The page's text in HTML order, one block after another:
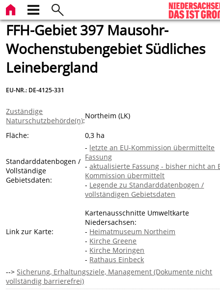
FFH-Gebiet 397 Mausohr-
Wochenstubengebiet Südliches
Leinebergland
EU-NR.: DE-4125-331
Zuständige
Naturschutzbehörde(n):
Northeim (LK)
Fläche: 0,3 ha
Standarddatenbogen /
Vollständige
Gebietsdaten:
- letzte an EU-Kommission übermittelte
Fassung
-aktualisierte Fassung - bisher nicht an
Kommission übermittelt
- Legende zu Standarddatenbogen /
vollständigen Gebietsdaten
Link zur Karte:
Kartenausschnitte Umweltkarte
Niedersachsen:
- Heimatmuseum Northeim
- Kirche Greene
- Kirche Moringen
- Rathaus Einbeck
-->Sicherung, Erhaltungsziele, Management (Dokumente nicht
vollständig barrierefrei)